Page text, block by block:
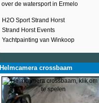
over de watersport in Ermelo
H2O Sport Strand Horst
Strand Horst Events
Yachtpainting van Winkoop
Helmcamera crossbaam